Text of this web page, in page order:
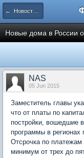
← Новости рынка недвижимости
Новые дома в России
NAS
05 Jun 2015
Заместитель главы
что от платы по
постройки, вошедшие
программы в регионах
Отсрочка по
минимум от трех до